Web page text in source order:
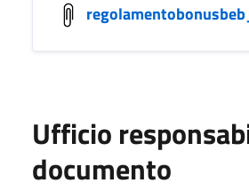
Ufficio
documento